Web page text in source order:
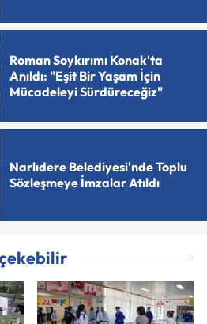
Roman Soykırımı Konak'ta
Anıldı: "Eşit Bir Yaşam İçin
Mücadeleyi Sürdüreceğiz"
Narlıdere Belediyesi'nde Toplu
Sözleşmeye İmzalar Atıldı